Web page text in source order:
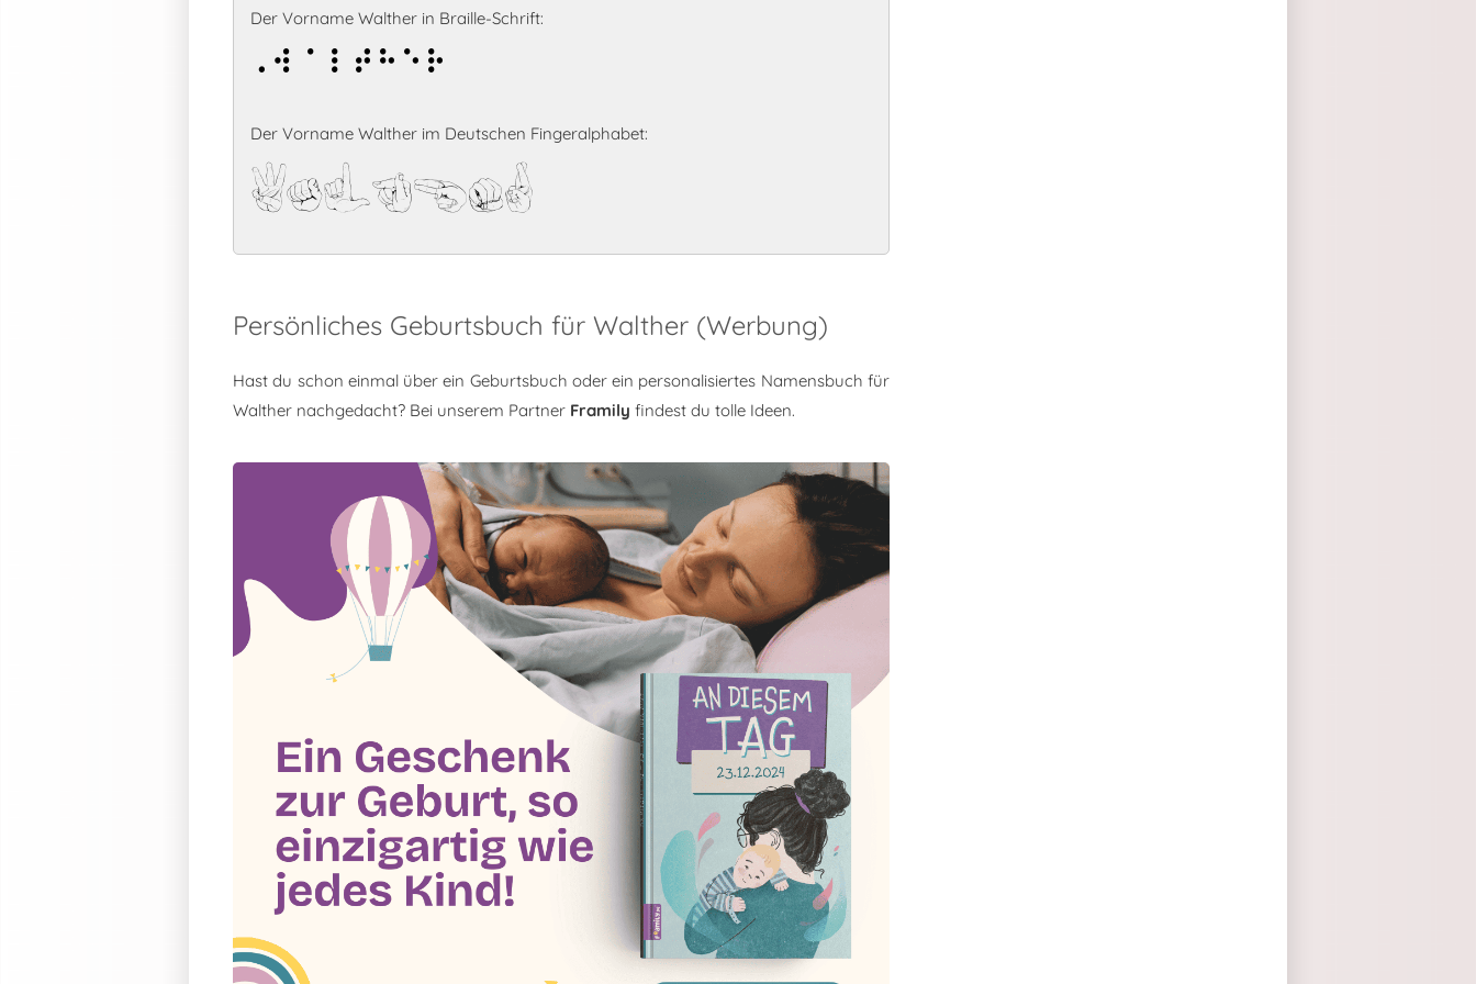
Der Vorname Walther in Braille-Schrift:
Walther
Der Vorname Walther im Deutschen Fingeralphabet:
Walther
Persönliches Geburtsbuch für Walther (Werbung)
Hast du schon einmal über ein Geburtsbuch oder ein personalisiertes Namensbuch für
Walther nachgedacht? Bei unserem Partner Framily findest du tolle Ideen.